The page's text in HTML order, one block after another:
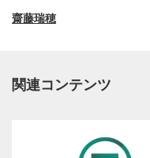
齋藤瑞穂
関連コンテンツ